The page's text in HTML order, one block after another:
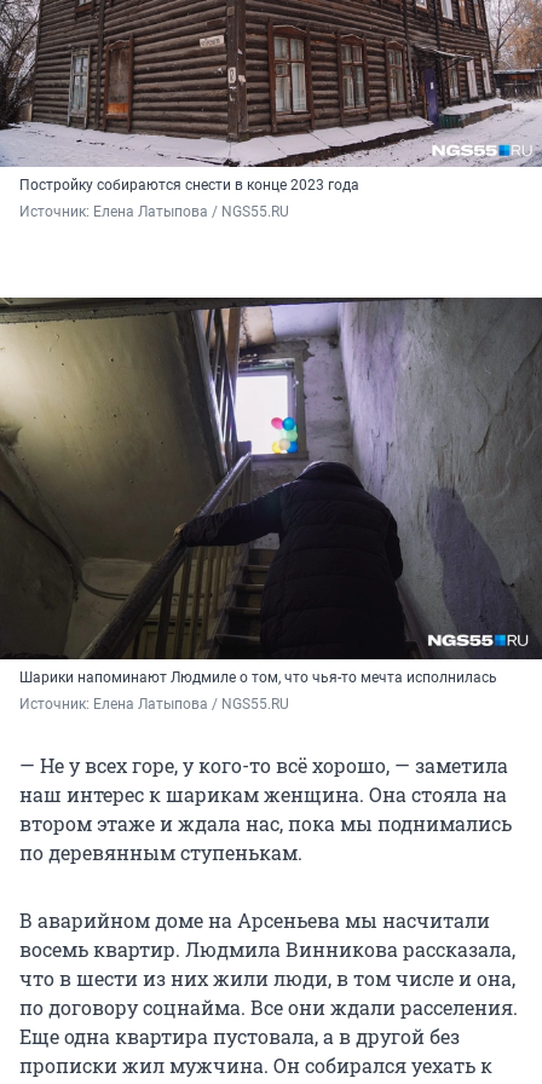
Постройку собираются снести в конце 2023 года
Источник: Елена Латыпова / NGS55.RU
Шарики напоминают Людмиле о том, что чья-то мечта исполнилась
Источник: Елена Латыпова / NGS55.RU
— Не у всех горе, у кого-то всё хорошо, — заметила
наш интерес к шарикам женщина. Она стояла на
втором этаже и ждала нас, пока мы поднимались
по деревянным ступенькам.
В аварийном доме на Арсеньева мы насчитали
восемь квартир. Людмила Винникова рассказала,
что в шести из них жили люди, в том числе и она,
по договору соцнайма. Все они ждали расселения.
Еще одна квартира пустовала, а в другой без
прописки жил мужчина. Он собирался уехать к